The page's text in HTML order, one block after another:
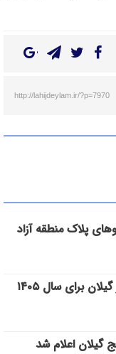
http://lahijdeylam.ir/?p=7970
پلاک منطقه آزاد
تعرفه برداشت مکانیزه برنج در گیلان برای سال ۱۴۰۵
گیلان اعلام شد